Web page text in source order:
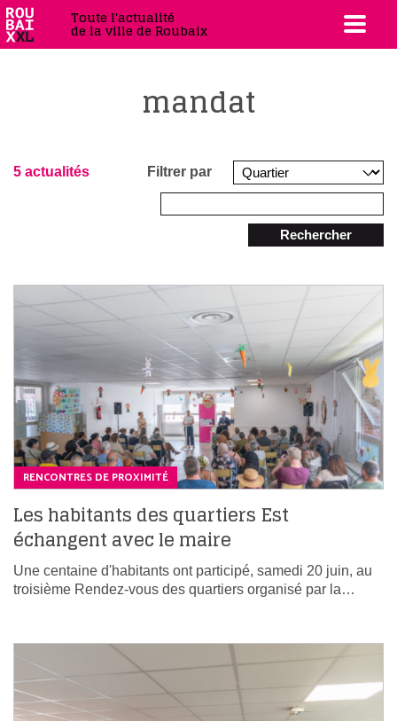
Toute l'actualité
de la ville de Roubaix
mandat
5 actualités Filtrer par
Rechercher
RENCONTRES DE PROXIMITÉ
Les habitants des quartiers Est
échangent avec le maire
Une centaine d'habitants ont participé, samedi 20 juin, au
troisième Rendez-vous des quartiers organisé par la…